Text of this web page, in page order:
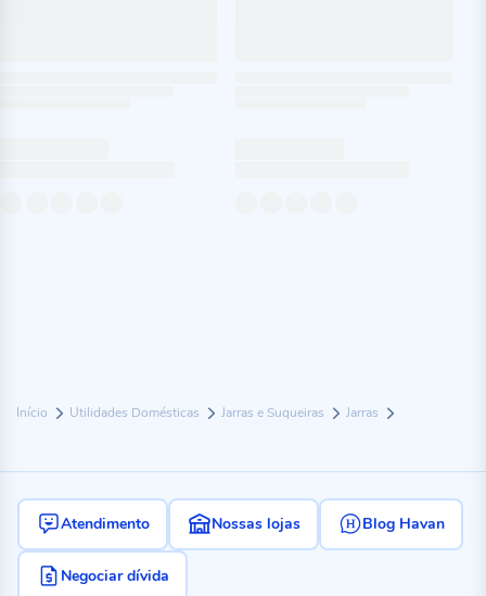
Início Utilidades Domésticas Jarras e Suqueiras Jarras
Atendimento Nossas lojas Blog Havan
Negociar dívida